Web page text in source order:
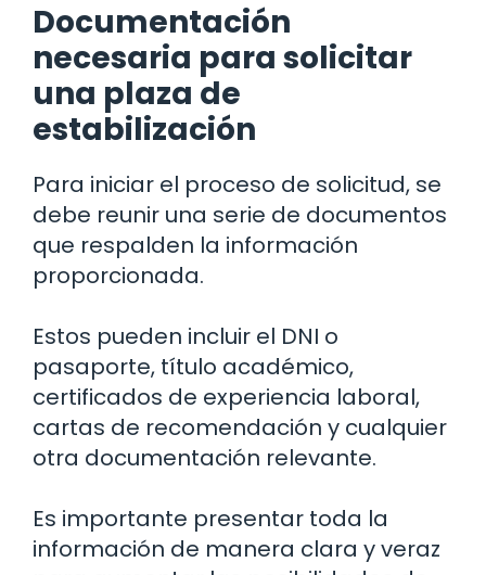
Documentación
necesaria para solicitar
una plaza de
estabilización
Para iniciar el proceso de solicitud, se
debe reunir una serie de documentos
que respalden la información
proporcionada.
Estos pueden incluir el DNI o
pasaporte, título académico,
certificados de experiencia laboral,
cartas de recomendación y cualquier
otra documentación relevante.
Es importante presentar toda la
información de manera clara y veraz